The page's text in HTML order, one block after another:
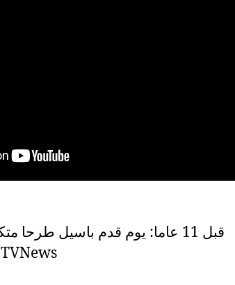
قبل 11 عاما: يوم قدم باسيل طرحا